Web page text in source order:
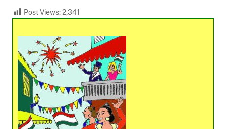
Post Views:2,341